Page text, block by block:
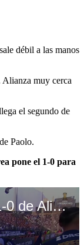
débil a las manos
Alianza muy cerca
el segundo de
Paolo.
pone el 1-0 para
Paolo Guerrero marcó el 1-0 de Alianza Lima vs Talleres por Copa Libertadores. (Video: Telefe)